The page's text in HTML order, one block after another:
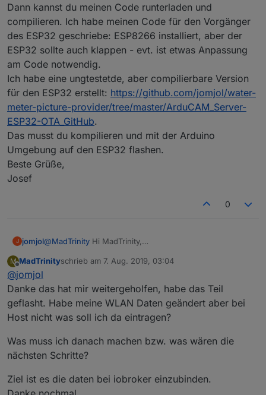
Dann kannst du meinen Code runterladen und
compilieren. Ich habe meinen Code für den Vorgänger
des ESP32 geschriebe: ESP8266 installiert, aber der
ESP32 sollte auch klappen - evt. ist etwas Anpassung
am Code notwendig.
Ich habe eine ungtestetde, aber compilierbare Version
für den ESP32 erstellt: https://github.com/jomjol/water-
meter-picture-provider/tree/master/ArduCAM_Server-
ESP32-OTA_GitHub.
Das musst du kompilieren und mit der Arduino
Umgebung auf den ESP32 flashen.
Beste Grüße,
Josef
0
J jomjol@MadTrinity Hi MadTrinity,
Programmierung z.B. in der Arduino Umgebung hast, ist
folgende Hinweise:
Zuerst brauchst du eine funktionierende
Programmierumgebung. Ich würde die Arduino IDE
empfehlen. Dort muss du zunächst die Unterstützung
https://randomnerdtutorials.com/installing-the-esp32-
board-in-arduino-ide-windows-instructions/
compilieren. Ich habe meinen Code für den Vorgänger
des ESP32 geschriebe: ESP8266 installiert, aber der
M
Offline
MadTrinityschrieb am 7. Aug. 2019, 03:04
zuletzt editiert von
@jomjol
Danke das hat mir weitergeholfen, habe das Teil
geflasht. Habe meine WLAN Daten geändert aber bei
Host nicht was soll ich da eintragen?
Was muss ich danach machen bzw. was wären die
nächsten Schritte?
Ziel ist es die daten bei iobroker einzubinden.